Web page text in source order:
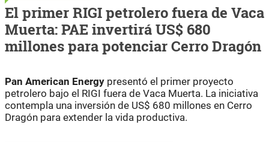
El primer RIGI petrolero fuera de Vaca
Muerta: PAE invertirá US$ 680
millones para potenciar Cerro Dragón
Pan American Energy presentó el primer proyecto
petrolero bajo el RIGI fuera de Vaca Muerta. La iniciativa
contempla una inversión de US$ 680 millones en Cerro
Dragón para extender la vida productiva.